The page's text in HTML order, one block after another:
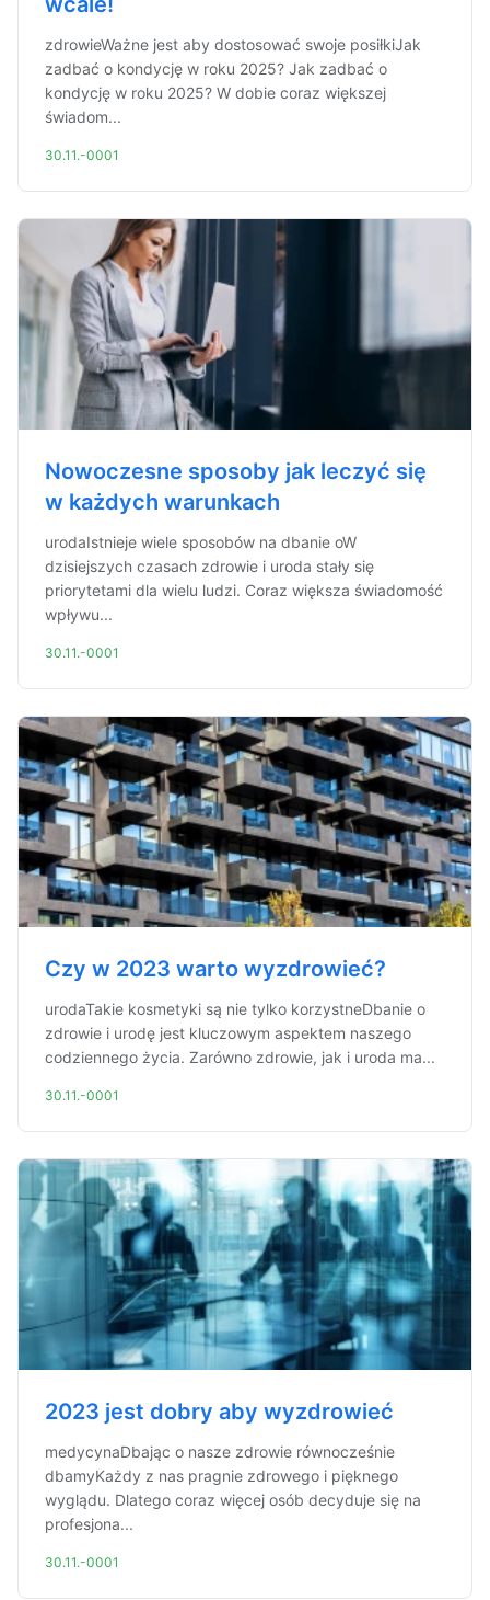
zdrowieWażne jest aby dostosować swoje posiłkiJak
zadbać o kondycję w roku 2025? Jak zadbać o
kondycję w roku 2025? W dobie coraz większej
świadom...
30.11.-0001
Nowoczesne sposoby jak leczyć się
w każdych warunkach
urodaIstnieje wiele sposobów na dbanie oW
dzisiejszych czasach zdrowie i uroda stały się
priorytetami dla wielu ludzi. Coraz większa świadomość
wpływu...
30.11.-0001
Czy w 2023 warto wyzdrowieć?
urodaTakie kosmetyki są nie tylko korzystneDbanie o
zdrowie i urodę jest kluczowym aspektem naszego
codziennego życia. Zarówno zdrowie, jak i uroda ma...
30.11.-0001
2023 jest dobry aby wyzdrowieć
medycynaDbając o nasze zdrowie równocześnie
dbamyKażdy z nas pragnie zdrowego i pięknego
wyglądu. Dlatego coraz więcej osób decyduje się na
profesjona...
30.11.-0001